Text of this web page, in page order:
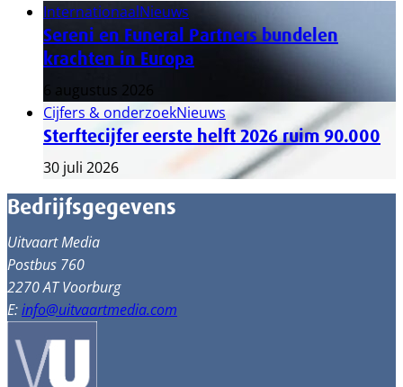
InternationaalNieuws
Sereni en Funeral Partners bundelen
krachten in Europa
6 augustus 2026
Cijfers & onderzoekNieuws
Sterftecijfer eerste helft 2026 ruim 90.000
30 juli 2026
Bedrijfsgegevens
Uitvaart Media
Postbus 760
2270 AT Voorburg
E:info@uitvaartmedia.com